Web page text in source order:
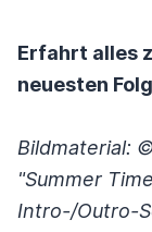
Erfahrt alles
neuesten
Bildmaterial:
"Summer
Intro-/Outro-